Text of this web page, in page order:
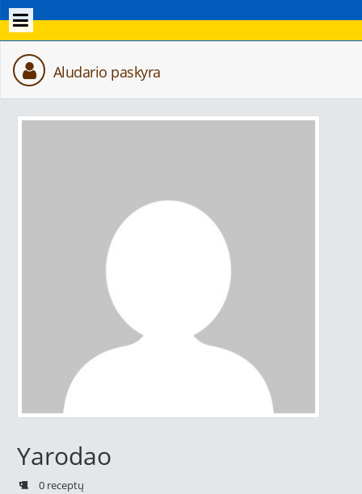
Aludario paskyra
Yarodao
0 receptų